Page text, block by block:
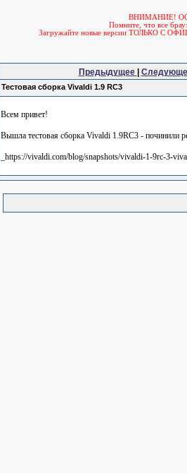
ВНИМАНИЕ!
Помните, что все
Загружайте новые версии ТОЛЬКО С
Предыдущее
Тестовая сборка Vivaldi 1.9 RC3
Всем привет!
Вышла тестовая сборка Vivaldi 1.9RC3 - починили
_https://vivaldi.com/blog/snapshots/vivaldi-1-9rc-3-